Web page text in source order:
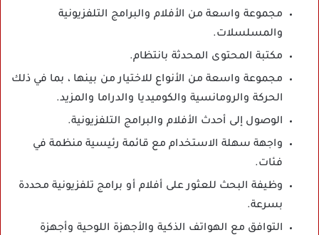
مجموعة واسعة من الأفلام والبرامج التلفزيونية
والمسلسلات.
مكتبة المحتوى المحدثة بانتظام.
مجموعة واسعة من الأنواع للاختيار من بينها ، بما في ذلك
الحركة والرومانسية والكوميديا ​​والدراما والمزيد.
الوصول إلى أحدث الأفلام والبرامج التلفزيونية.
واجهة سهلة الاستخدام مع قائمة رئيسية منظمة في
فئات.
وظيفة البحث للعثور على أفلام أو برامج تلفزيونية محددة
بسرعة.
التوافق مع الهواتف الذكية والأجهزة اللوحية وأجهزة